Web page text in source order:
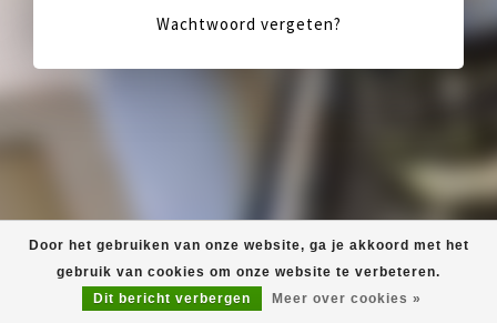
Wachtwoord vergeten?
Door het gebruiken van onze website, ga je akkoord met het
gebruik van cookies om onze website te verbeteren.
Dit bericht verbergen
Meer over cookies »